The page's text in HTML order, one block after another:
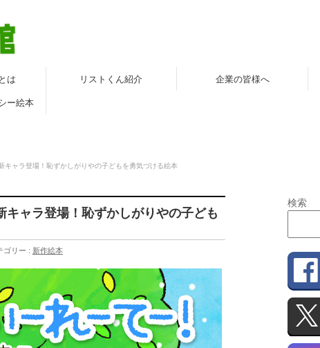
は リストくん紹介 企業の皆様へ
ー絵本
キャラ登場！恥ずかしがりやの子どもを勇気づける絵本
ャラ登場！恥ずかしがりやの子ども
ゴリー : 新作絵本
検索